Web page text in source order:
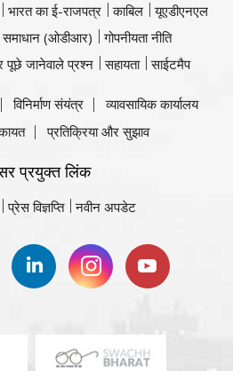
भारत का ई-राजपत्र काबिल
यूएडीएनएल
समाधान (ओडीआर)
गोपनीयता नीति
जानेवाले प्रश्न सहायता साईटमैप
विनिर्माण संयंत्र
व्यावसायिक कार्यालय
प्रतिक्रिया और सुझाव
प्रयुक्त लिंक
प्रेस विज्ञप्ति नवीन अपडेट